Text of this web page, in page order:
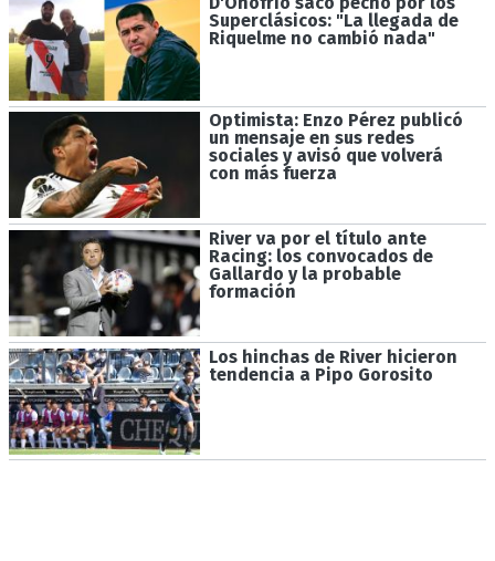
Superclásicos: "La llegada de
Riquelme no cambió nada"
Optimista: Enzo Pérez publicó
un mensaje en sus redes
sociales y avisó que volverá
con más fuerza
River va por el título ante
Racing: los convocados de
Gallardo y la probable
formación
Los hinchas de River hicieron
tendencia a Pipo Gorosito